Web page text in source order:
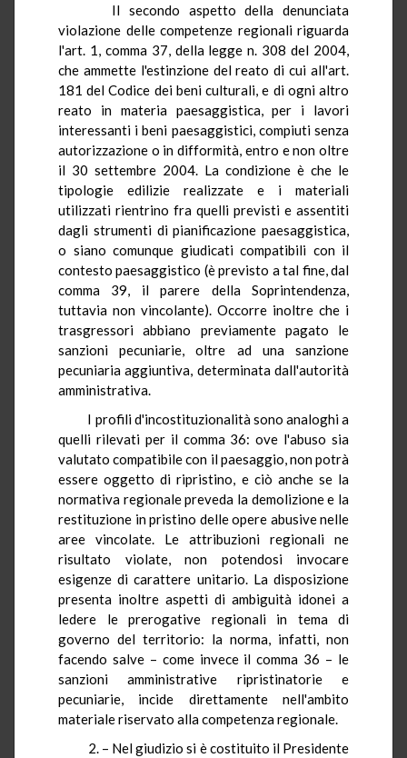
Il secondo aspetto della denunciata
violazione delle competenze regionali riguarda
l'art. 1, comma 37, della legge n. 308 del 2004,
che ammette l'estinzione del reato di cui all'art.
181 del Codice dei beni culturali, e di ogni altro
reato in materia paesaggistica, per i lavori
interessanti i beni paesaggistici, compiuti senza
autorizzazione o in difformità, entro e non oltre
il 30 settembre 2004. La condizione è che le
tipologie edilizie realizzate e i materiali
utilizzati rientrino fra quelli previsti e assentiti
dagli strumenti di pianificazione paesaggistica,
o siano comunque giudicati compatibili con il
contesto paesaggistico (è previsto a tal fine, dal
comma 39, il parere della Soprintendenza,
tuttavia non vincolante). Occorre inoltre che i
trasgressori abbiano previamente pagato le
sanzioni pecuniarie, oltre ad una sanzione
pecuniaria aggiuntiva, determinata dall'autorità
amministrativa.
I profili d'incostituzionalità sono analoghi a
quelli rilevati per il comma 36: ove l'abuso sia
valutato compatibile con il paesaggio, non potrà
essere oggetto di ripristino, e ciò anche se la
normativa regionale preveda la demolizione e la
restituzione in pristino delle opere abusive nelle
aree vincolate. Le attribuzioni regionali ne
risultato violate, non potendosi invocare
esigenze di carattere unitario. La disposizione
presenta inoltre aspetti di ambiguità idonei a
ledere le prerogative regionali in tema di
governo del territorio: la norma, infatti, non
facendo salve – come invece il comma 36 – le
sanzioni amministrative ripristinatorie e
pecuniarie, incide direttamente nell'ambito
materiale riservato alla competenza regionale.
2. – Nel giudizio si è costituito il Presidente